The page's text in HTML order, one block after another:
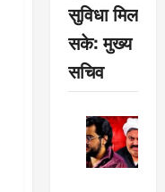
सुविधा मिल
सके: मुख्य
सचिव